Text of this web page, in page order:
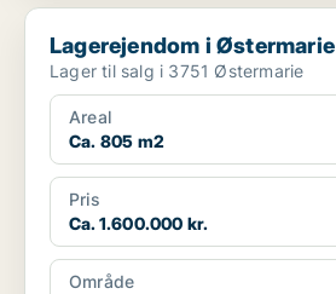
Lagerejendom i Østermarie
Lagerejendom i Østermarie
Lager til salg i 3751 Østermarie
Areal
Ca. 805 m2
Pris
Ca. 1.600.000 kr.
Område